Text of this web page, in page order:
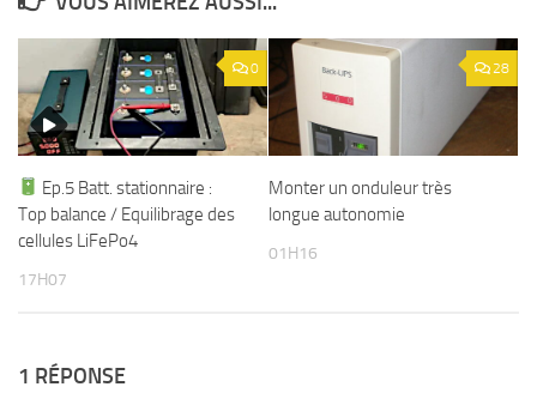
0
Ep.5 Batt. stationnaire :
Top balance / Equilibrage des
cellules LiFePo4
17H07
28
Monter un onduleur très
longue autonomie
01H16
1 RÉPONSE